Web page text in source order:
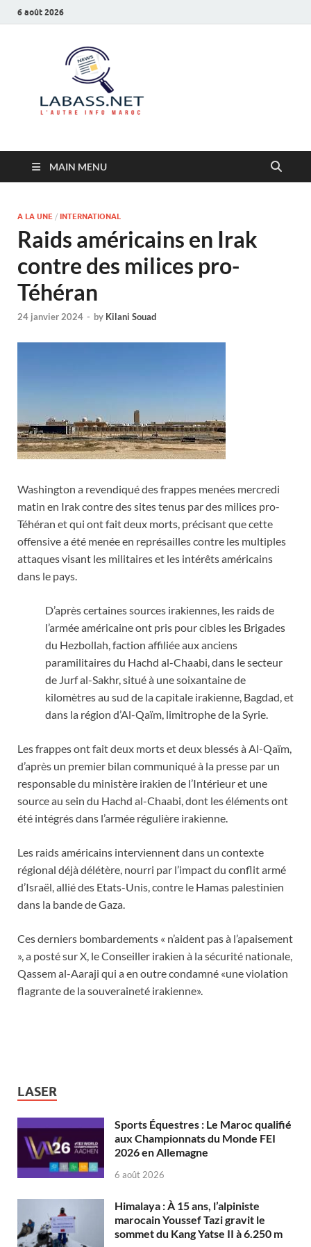
6 août 2026
MAIN MENU
A LA UNE / INTERNATIONAL
Raids américains en Irak
contre des milices pro-
Téhéran
24 janvier 2024 - by Kilani Souad
Washington a revendiqué des frappes menées mercredi
matin en Irak contre des sites tenus par des milices pro-
Téhéran et qui ont fait deux morts, précisant que cette
offensive a été menée en représailles contre les multiples
attaques visant les militaires et les intérêts américains
dans le pays.
D’après certaines sources irakiennes, les raids de
l’armée américaine ont pris pour cibles les Brigades
du Hezbollah, faction affiliée aux anciens
paramilitaires du Hachd al-Chaabi, dans le secteur
de Jurf al-Sakhr, situé à une soixantaine de
kilomètres au sud de la capitale irakienne, Bagdad, et
dans la région d’Al-Qaïm, limitrophe de la Syrie.
Les frappes ont fait deux morts et deux blessés à Al-Qaïm,
d’après un premier bilan communiqué à la presse par un
responsable du ministère irakien de l’Intérieur et une
source au sein du Hachd al-Chaabi, dont les éléments ont
été intégrés dans l’armée régulière irakienne.
Les raids américains interviennent dans un contexte
régional déjà délétère, nourri par l’impact du conflit armé
d’Israël, allié des Etats-Unis, contre le Hamas palestinien
dans la bande de Gaza.
Ces derniers bombardements « n’aident pas à l’apaisement
», a posté sur X, le Conseiller irakien à la sécurité nationale,
Qassem al-Aaraji qui a en outre condamné «une violation
flagrante de la souveraineté irakienne».
LASER
Sports Équestres : Le Maroc qualifié
aux Championnats du Monde FEI
2026 en Allemagne
6 août 2026
Himalaya : À 15 ans, l’alpiniste
marocain Youssef Tazi gravit le
sommet du Kang Yatse II à 6.250 m